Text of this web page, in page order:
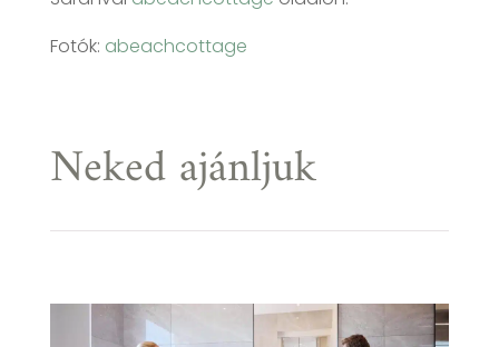
Fotók: abeachcottage
Neked ajánljuk